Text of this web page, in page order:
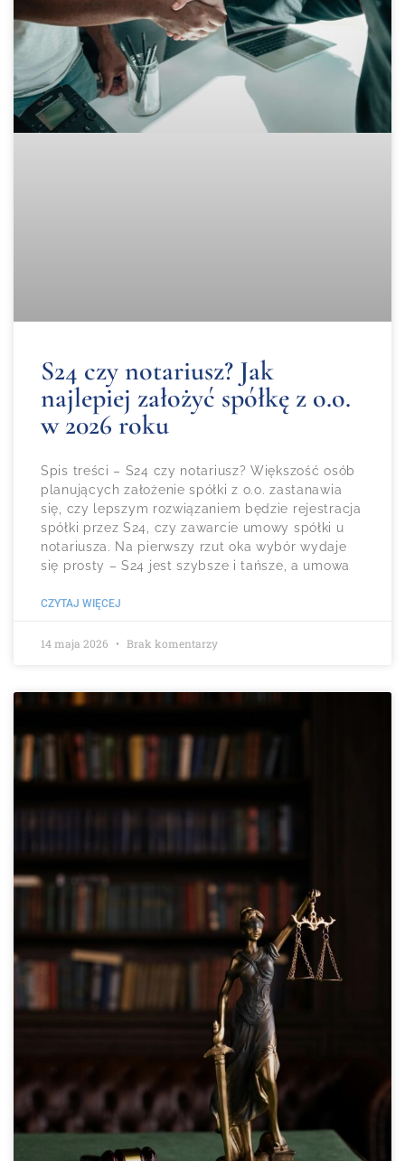
S24 czy notariusz? Jak
najlepiej założyć spółkę z o.o.
w 2026 roku
Spis treści – S24 czy notariusz? Większość osób
planujących założenie spółki z o.o. zastanawia
się, czy lepszym rozwiązaniem będzie rejestracja
spółki przez S24, czy zawarcie umowy spółki u
notariusza. Na pierwszy rzut oka wybór wydaje
się prosty – S24 jest szybsze i tańsze, a umowa
CZYTAJ WIĘCEJ
14 maja 2026 Brak komentarzy